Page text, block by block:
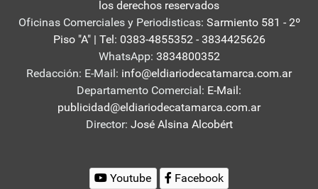
los derechos reservados
Oficinas Comerciales y Periodisticas: Sarmiento 581 - 2º
Piso "A" | Tel: 0383-4855352 - 3834425626
WhatsApp: 3834800352
Redacción: E-Mail: info@eldiariodecatamarca.com.ar
Departamento Comercial: E-Mail:
publicidad@eldiariodecatamarca.com.ar
Director: José Alsina Alcobért
Youtube Facebook